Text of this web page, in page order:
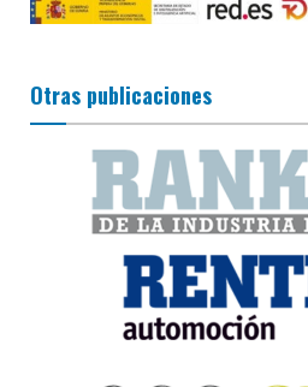
Otras publicaciones